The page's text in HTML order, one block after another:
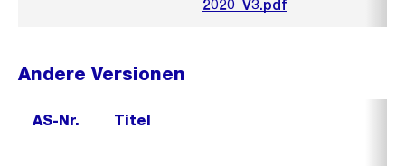
2020_V3.pdf
Andere Versionen
AS-Nr. Titel